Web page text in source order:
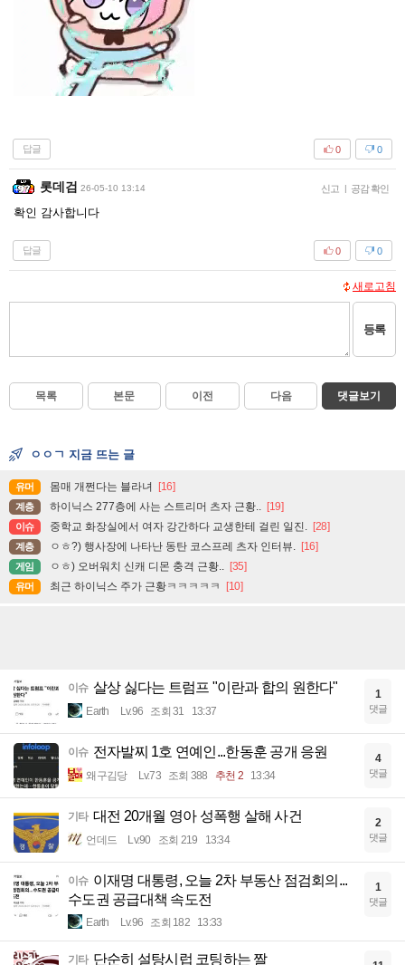
답글 0
0
롯데검 26-05-10 13:14 신고 | 공감 확인
확인 감사합니다
답글 0
0
새로고침
등록
목록 본문 이전 다음 댓글보기
ㅇㅇㄱ 지금 뜨는 글
유머 몸매 개쩐다는 블라녀 [16]
계층 하이닉스 277층에 사는 스트리머 츠자 근황.. [19]
이슈 중학교 화장실에서 여자 강간하다 교생한테 걸린 일진. [28]
계층 ㅇㅎ?) 행사장에 나타난 동탄 코스프레 츠자 인터뷰. [16]
게임 ㅇㅎ) 오버워치 신캐 디몬 충격 근황.. [35]
유머 최근 하이닉스 주가 근황ㅋㅋㅋㅋㅋ [10]
이슈 살상 싫다는 트럼프 "이란과 합의 원한다"
Earth Lv.96 조회 31 13:37
1
댓글
이슈 전자발찌 1호 연예인...한동훈 공개 응원
왜구김당 Lv.73 조회 388 추천 2 13:34
4
댓글
기타 대전 20개월 영아 성폭행 살해 사건
언데드 Lv.90 조회 219 13:34
2
댓글
이슈 이재명 대통령, 오늘 2차 부동산 점검회의...
수도권 공급대책 속도전
Earth Lv.96 조회 182 13:33
1
댓글
기타 단순히 설탕시럽 코팅하는 짤